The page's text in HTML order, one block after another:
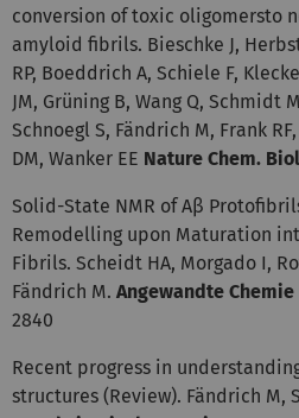
conversion of toxic oligomersto
amyloid fibrils. Bieschke J,
RP, Boeddrich A, Schiele F,
JM, Grüning B, Wang Q, Schmidt
Schnoegl S, Fändrich M, Frank
DM, Wanker EE Nature Chem.
Solid-State NMR of Aβ
Remodelling upon Maturation
Fibrils. Scheidt HA, Morgado I,
Fändrich M. Angewandte
2840
Recent progress in
structures (Review). Fändrich M,